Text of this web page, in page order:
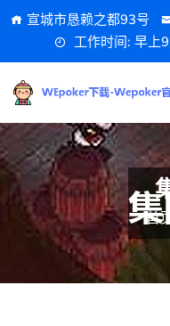
宣城市恳赖之都93号
工作时间: 早上
首